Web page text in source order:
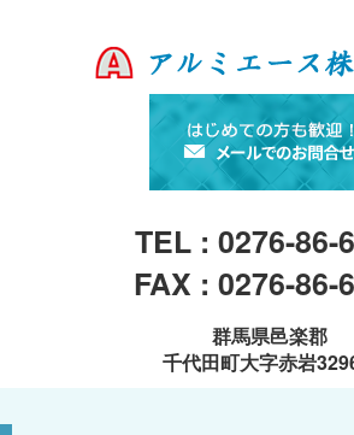
TEL : 0276-86-
FAX : 0276-86-
群馬県邑楽郡
千代田町大字赤岩